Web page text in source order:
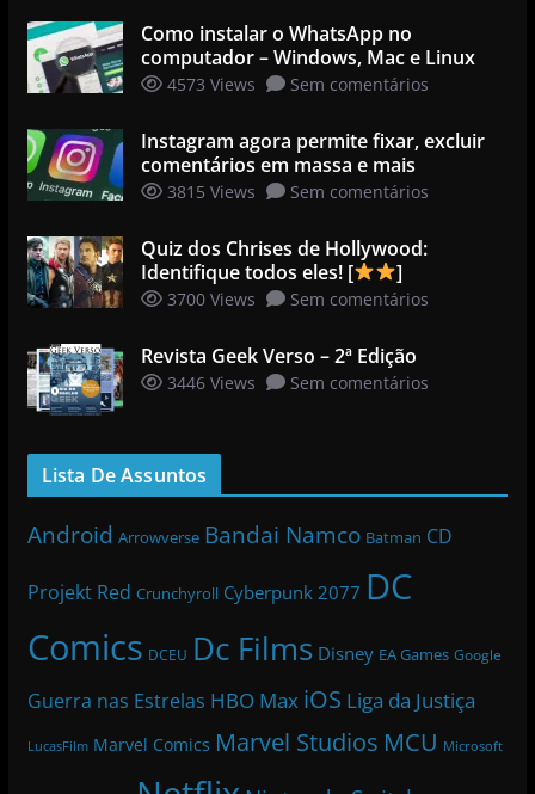
Como instalar o WhatsApp no
computador – Windows, Mac e Linux
4573 Views Sem comentários
Instagram agora permite fixar, excluir
comentários em massa e mais
3815 Views Sem comentários
Quiz dos Chrises de Hollywood:
Identifique todos eles! [
]
3700 Views Sem comentários
Revista Geek Verso – 2ª Edição
3446 Views Sem comentários
Lista De Assuntos
Android Arrowverse Bandai Namco Batman CD
Projekt Red Crunchyroll Cyberpunk 2077 DC
Comics DCEU Dc Films Disney EA Games Google
Guerra nas Estrelas HBO Max iOS Liga da Justiça
LucasFilm Marvel Comics Marvel Studios MCU Microsoft